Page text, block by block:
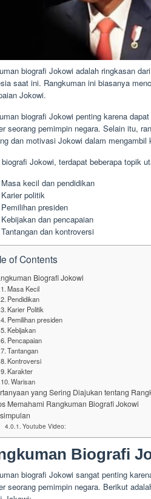
biografi Jokowi adalah ringkasan
saat ini. Rangkuman ini biasanya
Jokowi.
biografi Jokowi penting karena
seorang pemimpin negara. Selain itu,
dan motivasi Jokowi dalam mengambil
biografi Jokowi, terdapat beberapa topik
Masa kecil dan pendidikan
Karier politik
Pemilihan presiden
Kebijakan dan pencapaian
Tantangan dan kontroversi
of Contents
Biografi Jokowi
Masa Kecil
Pendidikan
Karier Politik
Pemilihan presiden
Kebijakan
Pencapaian
Tantangan
Kontroversi
Karakter
Warisan
yang Sering Diajukan tentang
Memahami Rangkuman Biografi Jokowi
Youtube Video:
Biografi
biografi Jokowi sangat penting
seorang pemimpin negara. Berikut